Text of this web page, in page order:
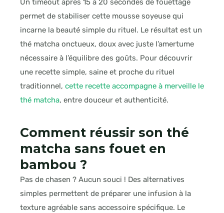
Un timeout après 15 à 20 secondes de fouettage
permet de stabiliser cette mousse soyeuse qui
incarne la beauté simple du rituel. Le résultat est un
thé matcha onctueux, doux avec juste l’amertume
nécessaire à l’équilibre des goûts. Pour découvrir
une recette simple, saine et proche du rituel
traditionnel, cette recette accompagne à merveille le
thé matcha, entre douceur et authenticité.
Comment réussir son thé
matcha sans fouet en
bambou ?
Pas de chasen ? Aucun souci ! Des alternatives
simples permettent de préparer une infusion à la
texture agréable sans accessoire spécifique. Le